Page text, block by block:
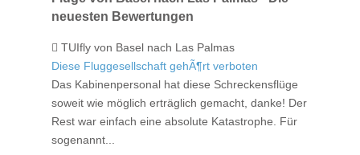
neuesten Bewertungen
TUIfly von Basel nach Las Palmas
Diese Fluggesellschaft gehÃ¶rt verboten
Das Kabinenpersonal hat diese Schreckensflüge
soweit wie möglich erträglich gemacht, danke! Der
Rest war einfach eine absolute Katastrophe. Für
sogenannt...